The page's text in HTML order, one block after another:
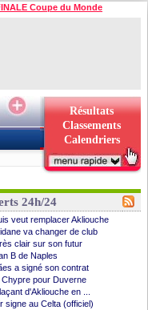
Coupe du Monde
Résultats
Classements
Calendriers
24h/24
veut remplacer Akliouche
va changer de club
clair sur son futur
B de Naples
a signé son contrat
Chypre pour Duverne
d'Akliouche en ...
signe au Celta (officiel)